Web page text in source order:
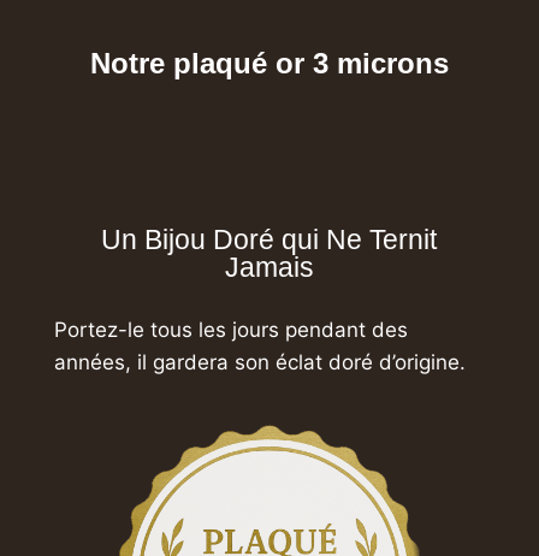
Notre plaqué or 3 microns
Un Bijou Doré qui Ne Ternit
Jamais
Portez-le tous les jours pendant des
années, il gardera son éclat doré d’origine.